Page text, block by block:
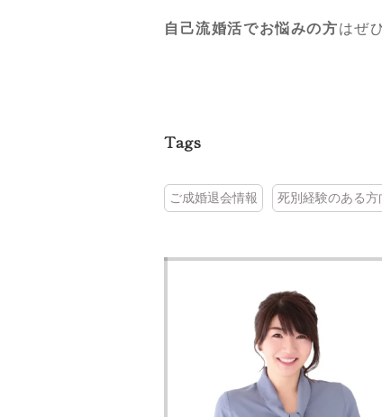
自己流婚活でお悩みの方はぜ
Tags
ご成婚退会情報 死別経験のある方